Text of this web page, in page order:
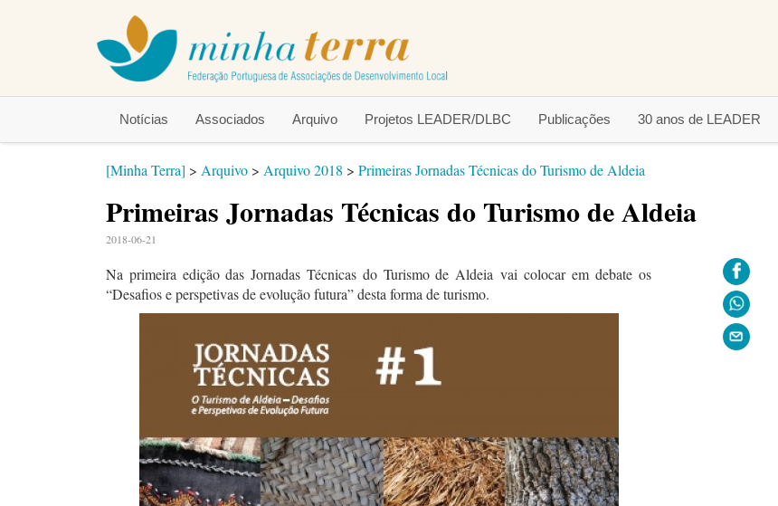
Notícias Associados Arquivo Projetos LEADER/DLBC Publicações 30 anos de LEADER
[Minha Terra] > Arquivo > Arquivo 2018 > Primeiras Jornadas Técnicas do Turismo de Aldeia
Primeiras Jornadas Técnicas do Turismo de Aldeia
2018-06-21
Na primeira edição das Jornadas Técnicas do Turismo de Aldeiavai colocar em debateos
“Desafios e perspetivas de evolução futura” desta forma de turismo.